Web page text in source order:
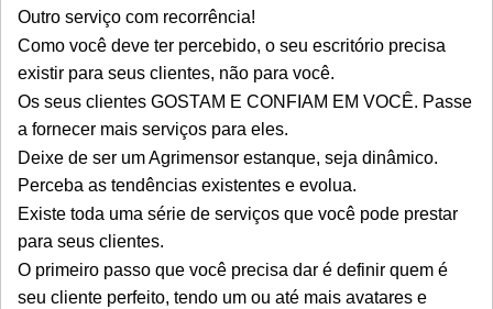
Outro serviço com recorrência!
Como você deve ter percebido, o seu escritório precisa
existir para seus clientes, não para você.
Os seus clientes GOSTAM E CONFIAM EM VOCÊ. Passe
a fornecer mais serviços para eles.
Deixe de ser um Agrimensor estanque, seja dinâmico.
Perceba as tendências existentes e evolua.
Existe toda uma série de serviços que você pode prestar
para seus clientes.
O primeiro passo que você precisa dar é definir quem é
seu cliente perfeito, tendo um ou até mais avatares e